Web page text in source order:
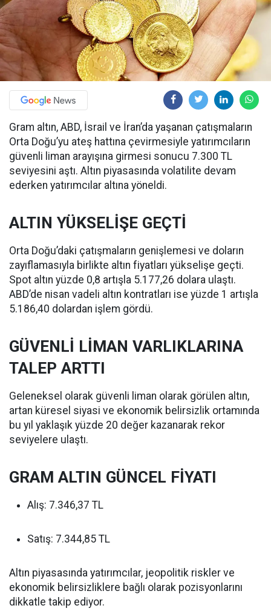
Gram altın, ABD, İsrail ve İran’da yaşanan çatışmaların
Orta Doğu’yu ateş hattına çevirmesiyle yatırımcıların
güvenli liman arayışına girmesi sonucu 7.300 TL
seviyesini aştı. Altın piyasasında volatilite devam
ederken yatırımcılar altına yöneldi.
ALTIN YÜKSELİŞE GEÇTİ
Orta Doğu’daki çatışmaların genişlemesi ve doların
zayıflamasıyla birlikte altın fiyatları yükselişe geçti.
Spot altın yüzde 0,8 artışla 5.177,26 dolara ulaştı.
ABD’de nisan vadeli altın kontratları ise yüzde 1 artışla
5.186,40 dolardan işlem gördü.
GÜVENLİ LİMAN VARLIKLARINA
TALEP ARTTI
Geleneksel olarak güvenli liman olarak görülen altın,
artan küresel siyasi ve ekonomik belirsizlik ortamında
bu yıl yaklaşık yüzde 20 değer kazanarak rekor
seviyelere ulaştı.
GRAM ALTIN GÜNCEL FİYATI
Alış: 7.346,37 TL
Satış: 7.344,85 TL
Altın piyasasında yatırımcılar, jeopolitik riskler ve
ekonomik belirsizliklere bağlı olarak pozisyonlarını
dikkatle takip ediyor.